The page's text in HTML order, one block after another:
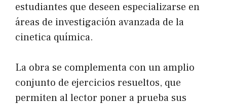
estudiantes que deseen especializarse en
áreas de investigación avanzada de la
cinetica química.
La obra se complementa con un amplio
conjunto de ejercicios resueltos, que
permiten al lector poner a prueba sus